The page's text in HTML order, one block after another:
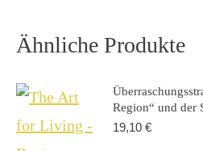
Ähnliche Produkte
Region“ und der
19,10 €